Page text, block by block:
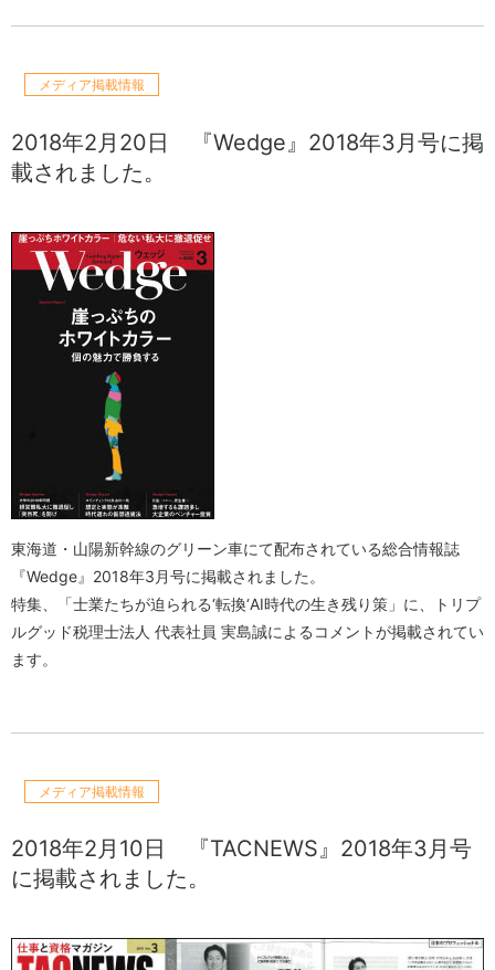
メディア掲載情報
2018年2月20日
『Wedge』2018年3月号に掲
載されました。
東海道・山陽新幹線のグリーン車にて配布されている総合情報誌
『Wedge』2018年3月号に掲載されました。
特集、「士業たちが迫られる‘転換‘AI時代の生き残り策」に、トリプ
ルグッド税理士法人 代表社員 実島誠によるコメントが掲載されてい
ます。
メディア掲載情報
2018年2月10日
『TACNEWS』2018年3月号
に掲載されました。